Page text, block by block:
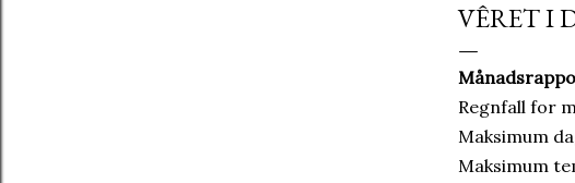
VÊRET I
Regnfall for
Maksimum
Maksimum